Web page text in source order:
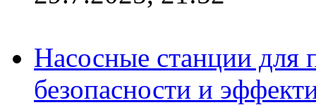
Насосные станции для
безопасности и